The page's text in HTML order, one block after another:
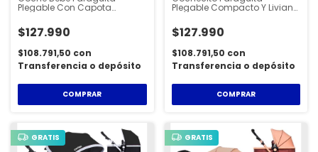
Plegable Con Capota
Liviano Muy Práctico Ruedas
Dobles Con Freno - STL150
$127.990
$108.791,50 con
Transferencia o depósito
COMPRAR
Plegable Compacto Y Liviano
Capota Y Respaldo
Reclinable Calidad Cartan -
$127.990
$108.791,50 con
Transferencia o depósito
COMPRAR
GRATIS GRATIS